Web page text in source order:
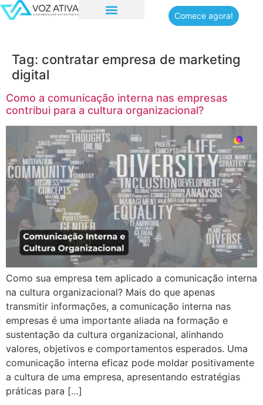
Comece agora!
Tag: contratar empresa de marketing
digital
Como a comunicação interna nas empresas
contribui para a cultura organizacional?
Como sua empresa tem aplicado a comunicação interna
na cultura organizacional? Mais do que apenas
transmitir informações, a comunicação interna nas
empresas é uma importante aliada na formação e
sustentação da cultura organizacional, alinhando
valores, objetivos e comportamentos esperados. Uma
comunicação interna eficaz pode moldar positivamente
a cultura de uma empresa, apresentando estratégias
práticas para […]